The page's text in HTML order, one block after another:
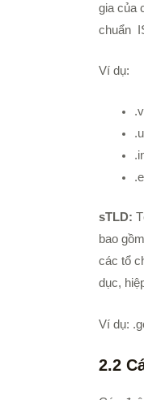
gia của
chuẩn
Ví dụ:
sTLD:
bao
các tổ
dục,
Ví dụ:
2.2